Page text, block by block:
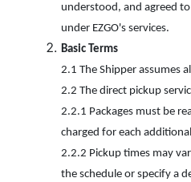
understood, and agreed
under EZGO's services.
Basic Terms
2.1 The Shipper assumes
2.2 The direct pickup
2.2.1 Packages must be
charged for each
2.2.2 Pickup times may
the schedule or specify a